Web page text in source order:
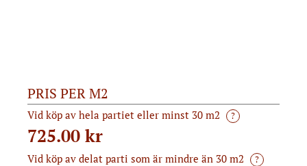
PRIS PER M2
Vid köp av hela partiet eller minst 30 m2 ?
725.00 kr
Vid köp av delat parti som är mindre än 30 m2 ?